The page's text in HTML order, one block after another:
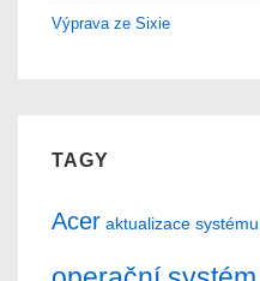
Výprava ze Sixie
TAGY
Acer aktualizace systému